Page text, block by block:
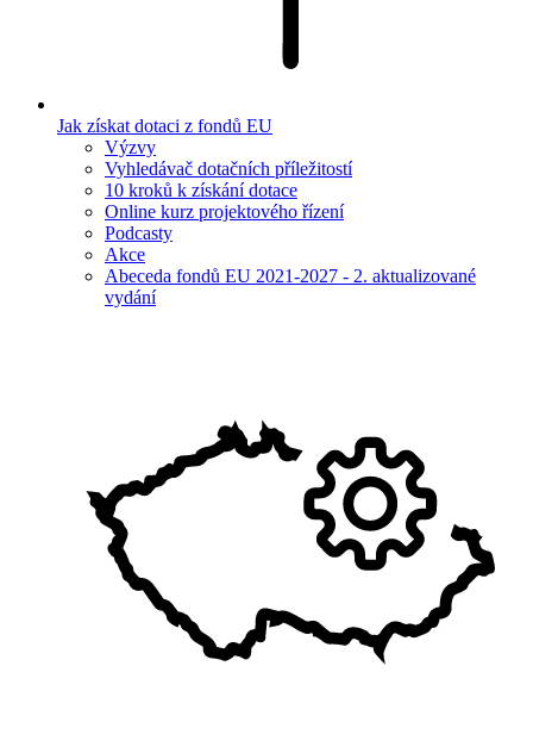
Jak získat dotaci z fondů EU
Výzvy
Vyhledávač dotačních příležitostí
10 kroků k získání dotace
Online kurz projektového řízení
Podcasty
Akce
Abeceda fondů EU 2021-2027 - 2. aktualizované
vydání